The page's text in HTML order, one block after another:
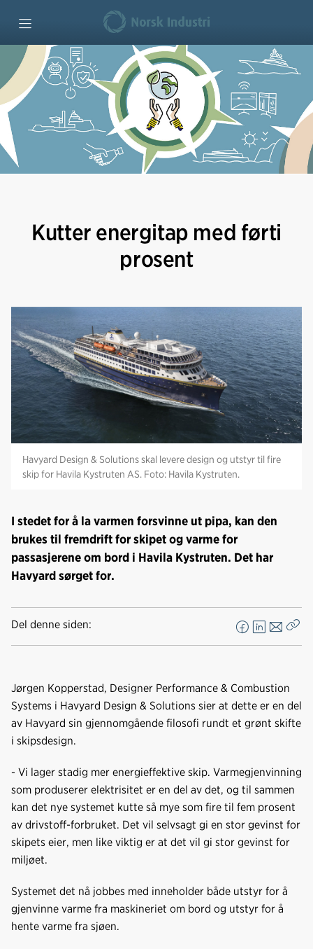
Forside
Maritim verdiskaping
Klima og miljø
Vi mener
Nedlastinger
Kutter energitap med førti
prosent
Havyard Design & Solutions skal levere design og utstyr til fire
skip for Havila Kystruten AS. Foto: Havila Kystruten.
I stedet for å la varmen forsvinne ut pipa, kan den
brukes til fremdrift for skipet og varme for
passasjerene om bord i Havila Kystruten. Det har
Havyard sørget for.
Del denne siden:
F
a
e
b
o
L
i
k
e
d
E
-
o
s
t
Jørgen Kopperstad, Designer Performance & Combustion
Systems i Havyard Design & Solutions sier at dette er en del
av Havyard sin gjennomgående filosofi rundt et grønt skifte
i skipsdesign.
- Vi lager stadig mer energieffektive skip. Varmegjenvinning
som produserer elektrisitet er en del av det, og til sammen
kan det nye systemet kutte så mye som fire til fem prosent
av drivstoff-forbruket. Det vil selvsagt gi en stor gevinst for
skipets eier, men like viktig er at det vil gi stor gevinst for
miljøet.
Systemet det nå jobbes med inneholder både utstyr for å
gjenvinne varme fra maskineriet om bord og utstyr for å
hente varme fra sjøen.